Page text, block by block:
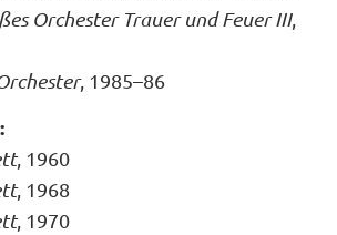
Orchester Trauer und Feuer III,
, 1985–86
, 1960
, 1968
, 1970